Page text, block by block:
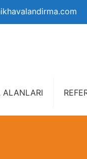
ALANLARI